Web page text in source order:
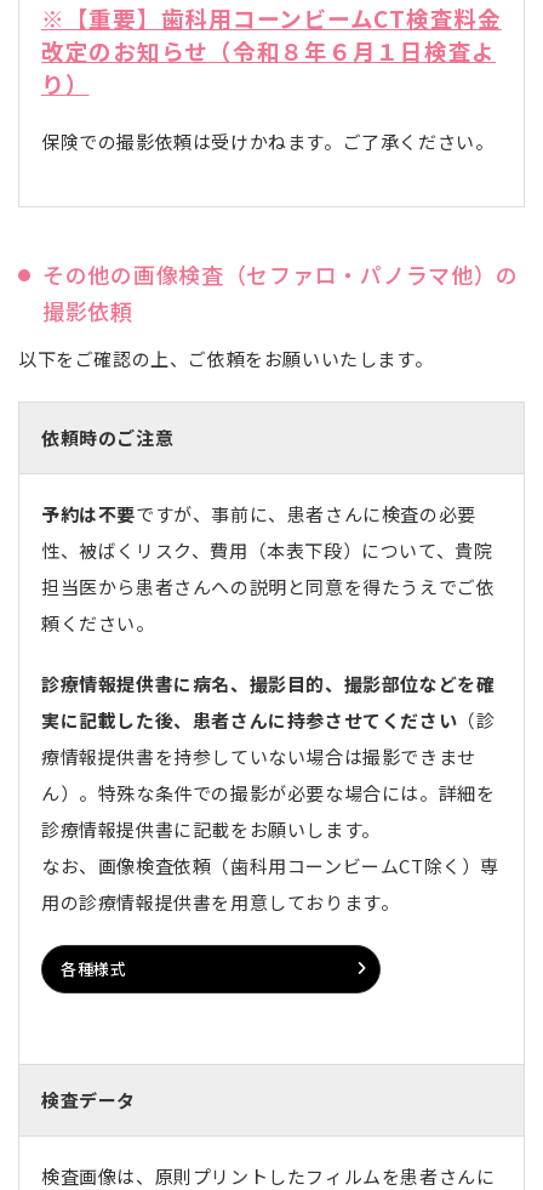
※【重要】歯科用コーンビームCT検査料金
改定のお知らせ（令和８年６月１日検査よ
り）
保険での撮影依頼は受けかねます。ご了承ください。
その他の画像検査（セファロ・パノラマ他）の
撮影依頼
以下をご確認の上、ご依頼をお願いいたします。
依頼時のご注意
予約は不要ですが、事前に、患者さんに検査の必要
性、被ばくリスク、費用（本表下段）について、貴院
担当医から患者さんへの説明と同意を得たうえでご依
頼ください。
診療情報提供書に病名、撮影目的、撮影部位などを確
実に記載した後、患者さんに持参させてください （診
療情報提供書を持参していない場合は撮影できませ
ん）。特殊な条件での撮影が必要な場合には。詳細を
診療情報提供書に記載をお願いします。
なお、画像検査依頼（歯科用コーンビームCT除く）専
用の診療情報提供書を用意しております。
各種様式
検査データ
検査画像は、原則プリントしたフィルムを患者さんに